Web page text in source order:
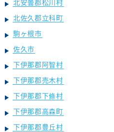
北佐久郡立科町
駒ヶ根市
佐久市
下伊那郡阿智村
下伊那郡売木村
下伊那郡下條村
下伊那郡高森町
下伊那郡豊丘村